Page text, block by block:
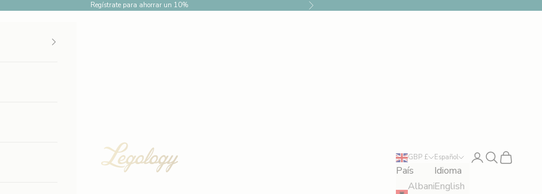
Regístrate para ahorrar un 10% Siguiente
Legology
GBP £
País
Albania
Español
Idioma
English
Iniciar sesión
Buscar
Cesta